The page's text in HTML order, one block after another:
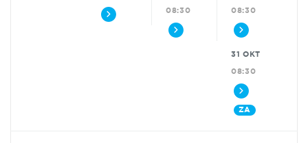
08:30 08:30
31 OKT
08:30
ZA